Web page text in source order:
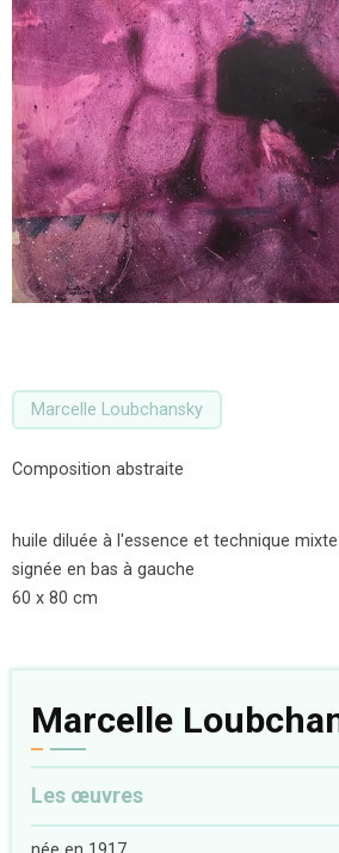
Marcelle Loubchansky
Composition abstraite
huile diluée à l'essence et technique
signée en bas à gauche
60 x 80 cm
Marcelle
Les œuvres